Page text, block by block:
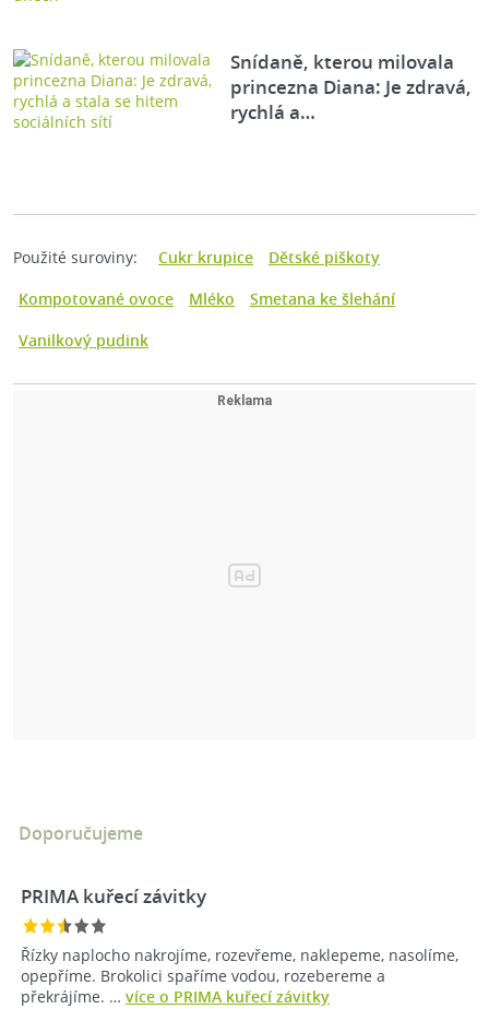
Snídaně, kterou milovala
princezna Diana: Je zdravá,
rychlá a…
Použité suroviny: Cukr krupice
Dětské piškoty
Kompotované ovoce
Mléko
Smetana ke šlehání
Vanilkový pudink
Doporučujeme
PRIMA kuřecí závitky
Řízky naplocho nakrojíme, rozevřeme, naklepeme, nasolíme,
opepříme. Brokolici spaříme vodou, rozebereme a
překrájíme. … více o PRIMA kuřecí závitky